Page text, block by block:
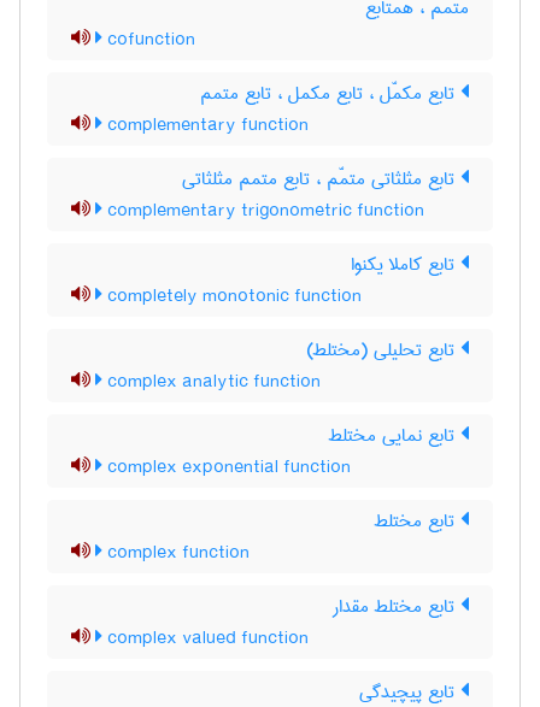
متمم ، همتابع
cofunction
تابع مکمّل ، تابع مکمل ، تابع متمم
complementary function
تابع مثلثاتی متمّم ، تابع متمم مثلثاتی
complementary trigonometric function
تابع کاملا یکنوا
completely monotonic function
تابع تحلیلی (مختلط)
complex analytic function
تابع نمایی مختلط
complex exponential function
تابع مختلط
complex function
تابع مختلط مقدار
complex valued function
تابع پیچیدگی